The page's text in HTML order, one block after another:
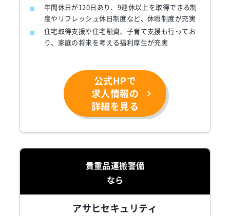
年間休日が120日あり、9連休以上を取得できる制
度やリフレッシュ休日制度など、休暇制度が充実
住宅取得支援や住宅融資、子育て支援も行ってお
り、家庭の将来を考える福利厚生が充実
公式HPで
求人情報の
詳細を見る
貴重品運搬警備
なら
アサヒセキュリティ